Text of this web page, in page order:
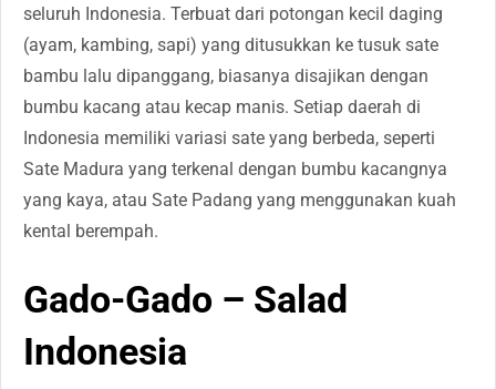
seluruh Indonesia. Terbuat dari potongan kecil daging
(ayam, kambing, sapi) yang ditusukkan ke tusuk sate
bambu lalu dipanggang, biasanya disajikan dengan
bumbu kacang atau kecap manis. Setiap daerah di
Indonesia memiliki variasi sate yang berbeda, seperti
Sate Madura yang terkenal dengan bumbu kacangnya
yang kaya, atau Sate Padang yang menggunakan kuah
kental berempah.
Gado-Gado – Salad
Indonesia